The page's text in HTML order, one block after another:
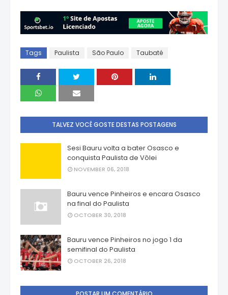
Tags Paulista São Paulo Taubaté
TALVEZ VOCÊ GOSTE DESTAS POSTAGENS
Sesi Bauru volta a bater Osasco e
conquista Paulista de Vôlei
NOVEMBER 06, 2018
Bauru vence Pinheiros e encara Osasco
na final do Paulista
OCTOBER 30, 2018
Bauru vence Pinheiros no jogo 1 da
semifinal do Paulista
OCTOBER 26, 2018